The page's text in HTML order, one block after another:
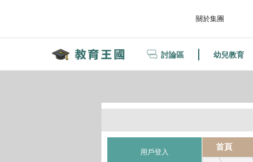
關於集團
討論區 幼兒教育
用戶登入
首頁